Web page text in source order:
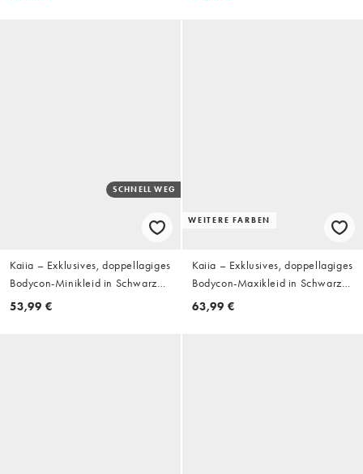
SCHNELL WEG
Kaiia – Exklusives, doppellagiges
Bodycon-Minikleid in Schwarz
mit verdrehtem Off-Shoulder-
53,99 €
WEITERE FARBEN
Kaiia – Exklusives, doppellagiges
Bodycon-Maxikleid in Schwarz
mit verdrehtem Off-Shoulder-
63,99 €